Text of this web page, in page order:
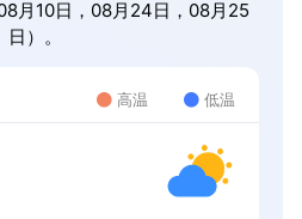
月10日，08月24日，08月25
日）。
高温 低温